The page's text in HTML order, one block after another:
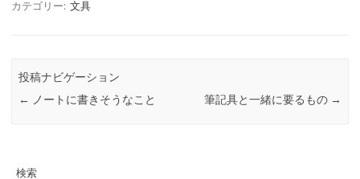
カテゴリー: 文具
投稿ナビゲーション
← ノートに書きそうなこと 筆記具と一緒に要るもの →
検索